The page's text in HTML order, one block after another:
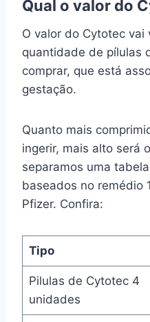
Qual o valor do
O valor do Cytotec vai
quantidade de pílulas
comprar, que está
gestação.
Quanto mais
ingerir, mais alto será
separamos uma
baseados no remédio
Pfizer. Confira:
Tipo
Pilulas de Cytotec 4
unidades